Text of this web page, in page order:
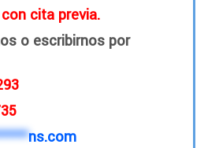
cita previa.
o escribirnos por
- 4293
ns.com